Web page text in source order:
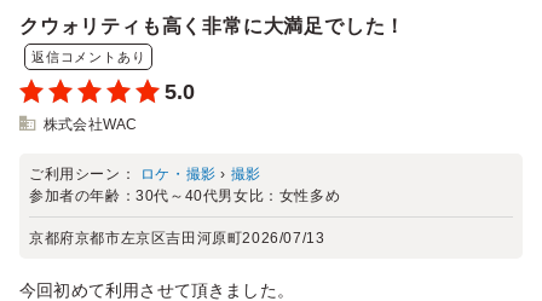
クウォリティも高く非常に大満足でした！
返信コメントあり
5.0
株式会社WAC
ご利用シーン： ロケ・撮影 › 撮影
参加者の年齢：30代～40代男女比： 女性多め
京都府京都市左京区吉田河原町2026/07/13
今回初めて利用させて頂きました。